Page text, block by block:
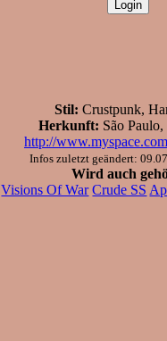
Stil: Crustpunk,
Herkunft: São
http://
Infos zuletzt geändert:
Wird auch
Visions Of War Crude SS